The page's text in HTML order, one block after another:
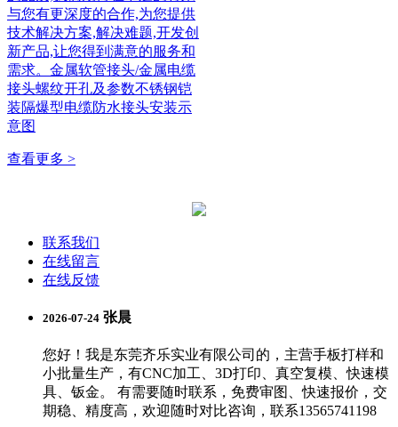
与您有更深度的合作,为您提供
技术解决方案,解决难题,开发创
新产品,让您得到满意的服务和
需求。金属软管接头/金属电缆
接头螺纹开孔及参数不锈钢铠
装隔爆型电缆防水接头安装示
意图
查看更多 >
联系我们
在线留言
在线反馈
2026-07-24 张晨
您好！我是东莞齐乐实业有限公司的，主营手板打样和
小批量生产，有CNC加工、3D打印、真空复模、快速模
具、钣金。 有需要随时联系，免费审图、快速报价，交
期稳、精度高，欢迎随时对比咨询，联系13565741198